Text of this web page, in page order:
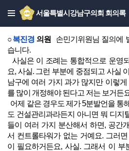
서울특별시강남구의회 회의록
복진경 부의장님 이번에 이 조례를
이 좀 잘 중점적으로 이 조례를 기반
다 하시는 사업이 있으십니까?
○복진경의원
손민기위원님 질의에
습니다.
사실은 이 조례는 통합적으로 운영
요, 사실. 그런 부분에 중점되고 사실
남구에 여러 가지 과가 많지만 이렇
를 많이 개정해야 된다고 저는 보거든
어제 같은 경우도 제가 5분발언을 통
도 건설관리과라든지 아니면 뭐 디지
들이 여러 가지 분산해서 하면, 공간
서 컨트롤타워가 없는 거예요. 그러
이 필요하거든요, 사실. 그래서 이 부